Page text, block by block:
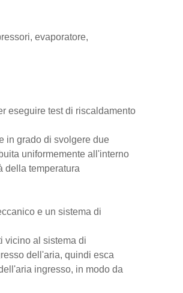
evaporatore,
eseguire test di riscaldamento
in grado di svolgere due
uniformemente all'interno
della temperatura
e un sistema di
vicino al sistema di
dell'aria, quindi esca
ingresso, in modo da